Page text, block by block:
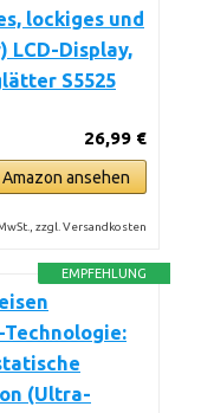
lockiges und
LCD-Display,
S5525
26,99 €
ansehen
zzgl. Versandkosten
EMPFEHLUNG
(Ultra-